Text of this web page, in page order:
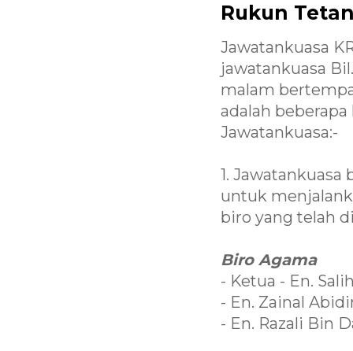
Rukun
Jawatankuasa
jawatankuasa
malam
adalah
Jawatankuasa:-
1.
untuk
biro yang telah
Biro Agama
- Ketua - En.
- En. Zainal
- En. Razali Bin